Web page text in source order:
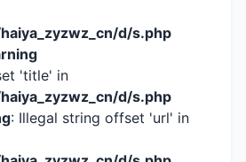
d/s.php
'title' in
d/s.php
: Illegal string offset 'url' in